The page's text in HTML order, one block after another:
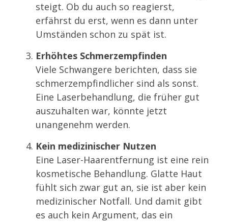
steigt. Ob du auch so reagierst,
erfährst du erst, wenn es dann unter
Umständen schon zu spät ist.
Erhöhtes Schmerzempfinden
Viele Schwangere berichten, dass sie
schmerzempfindlicher sind als sonst.
Eine Laserbehandlung, die früher gut
auszuhalten war, könnte jetzt
unangenehm werden.
Kein medizinischer Nutzen
Eine Laser-Haarentfernung ist eine rein
kosmetische Behandlung. Glatte Haut
fühlt sich zwar gut an, sie ist aber kein
medizinischer Notfall. Und damit gibt
es auch kein Argument, das ein